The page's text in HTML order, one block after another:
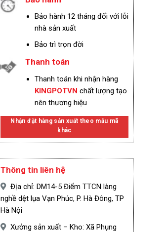
Bảo hành 12 tháng đối với lỗi
nhà sản xuất
Bảo trì trọn đời
Thanh toán
Thanh toán khi nhận hàng
KINGPOTVNchất lượng tạo
nên thương hiệu
Nhận đặt hàng sản xuất theo mẫu mã
khác
Thông tin liên hệ
Địa chỉ: DM14-5 Điểm TTCN làng
nghề dệt lụa Vạn Phúc, P. Hà Đông, TP
Hà Nội
Xưởng sản xuất – Kho: Xã Phụng